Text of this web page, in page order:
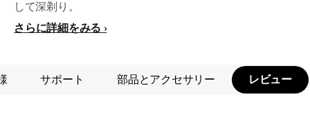
して深剃り。
さらに詳細をみる
サポート 部品とアクセサリー レビュー